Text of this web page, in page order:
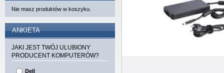
Nie masz produktów w koszyku.
ANKIETA
JAKI JEST TWÓJ ULUBIONY
PRODUCENT KOMPUTERÓW?
Dell